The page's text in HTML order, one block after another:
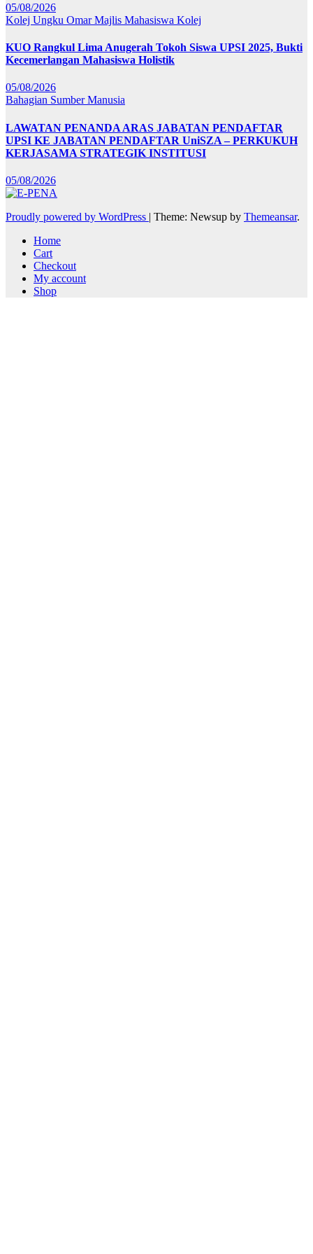
05/08/2026
Kolej Ungku OmarMajlis Mahasiswa Kolej
KUO Rangkul Lima Anugerah Tokoh Siswa UPSI 2025, Bukti
Kecemerlangan Mahasiswa Holistik
05/08/2026
Bahagian Sumber Manusia
LAWATAN PENANDA ARAS JABATAN PENDAFTAR
UPSI KE JABATAN PENDAFTAR UniSZA – PERKUKUH
KERJASAMA STRATEGIK INSTITUSI
05/08/2026
Proudly powered by WordPress | Theme: Newsup by Themeansar.
Home
Cart
Checkout
My account
Shop